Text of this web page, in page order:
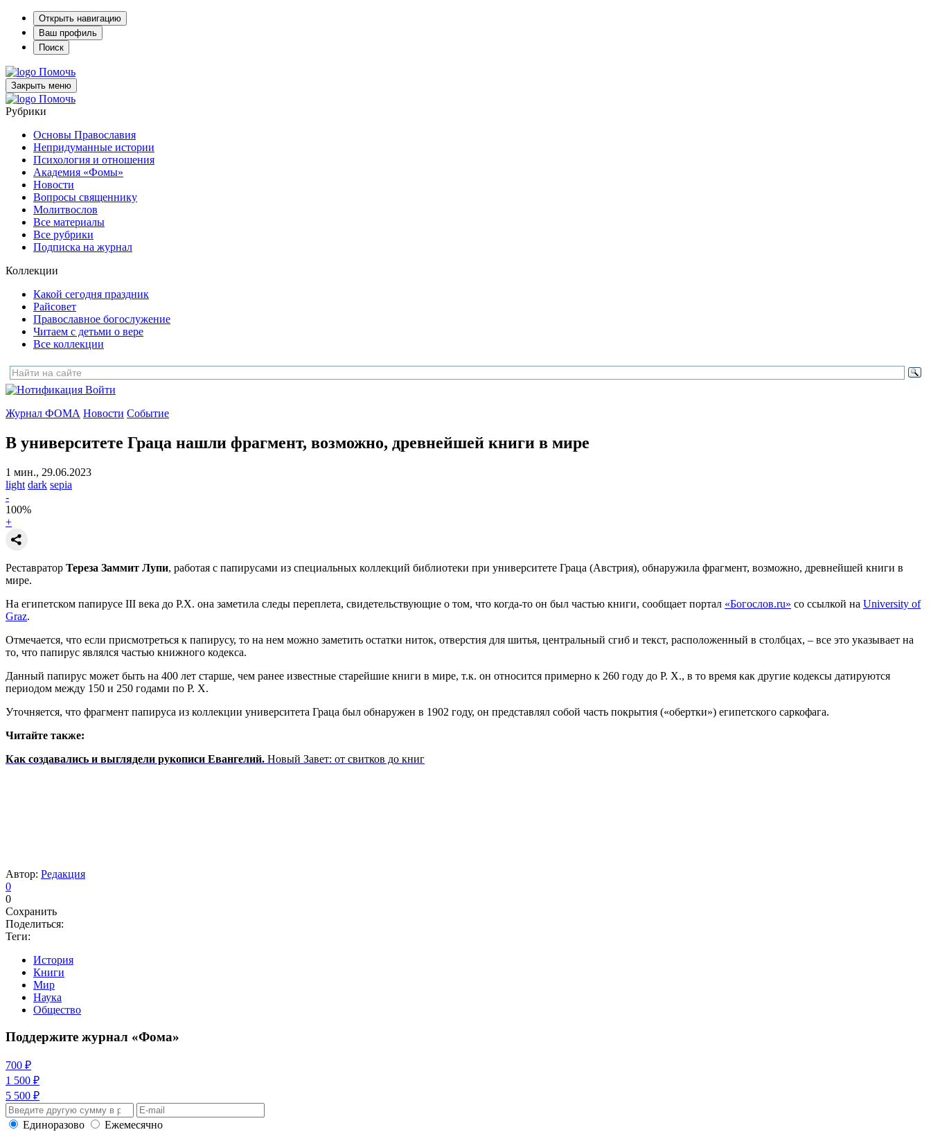
Открыть навигацию
Ваш профиль
Поиск
Помочь
Закрыть меню
Помочь
Рубрики
Основы Православия
Непридуманные истории
Психология и отношения
Академия «Фомы»
Новости
Вопросы священнику
Молитвослов
Все материалы
Все рубрики
Подписка на журнал
Коллекции
Какой сегодня праздник
Райсовет
Православное богослужение
Читаем с детьми о вере
Все коллекции
Войти
Журнал ФОМА Новости Событие
В университете Граца нашли фрагмент, возможно, древнейшей книги в мире
1 мин., 29.06.2023
light dark sepia
-
100%
+
Реставратор Тереза ​​Заммит Лупи, работая с папирусами из специальных коллекций библиотеки при университете Граца (Австрия), обнаружила фрагмент, возможно, древнейшей книги в
мире.
На египетском папирусе III века до Р.Х. она заметила следы переплета, свидетельствующие о том, что когда-то он был частью книги, сообщает портал «Богослов.ru» со ссылкой на University of
Graz.
Отмечается, что если присмотреться к папирусу, то на нем можно заметить остатки ниток, отверстия для шитья, центральный сгиб и текст, расположенный в столбцах, – все это указывает на
то, что папирус являлся частью книжного кодекса.
Данный папирус может быть на 400 лет старше, чем ранее известные старейшие книги в мире, т.к. он относится примерно к 260 году до Р. Х., в то время как другие кодексы датируются
периодом между 150 и 250 годами по Р. Х.
Уточняется, что фрагмент папируса из коллекции университета Граца был обнаружен в 1902 году, он представлял собой часть покрытия («обертки») египетского саркофага.
Читайте также:
Как создавались и выглядели рукописи Евангелий. Новый Завет: от свитков до книг
Автор: Редакция
0
0
Сохранить
Поделиться:
Теги:
История
Книги
Мир
Наука
Общество
Поддержите журнал «Фома»
700 ₽
1 500 ₽
5 500 ₽
Единоразово
Ежемесячно